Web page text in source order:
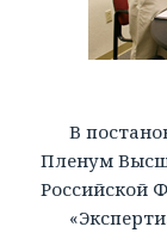
В
Пленум
Российской